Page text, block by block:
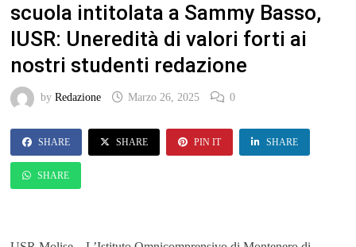
scuola intitolata a Sammy Basso,
lUSR: Uneredità di valori forti ai
nostri studenti redazione
by Redazione Marzo 26, 2025 0
SHARE SHARE PIN IT SHARE
SHARE